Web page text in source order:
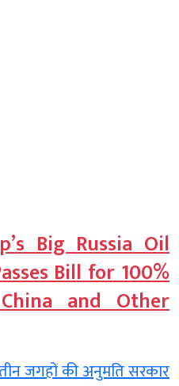
Big Russia Oil
Bill for 100%
and Other
जगहों की अनुमति सरकार